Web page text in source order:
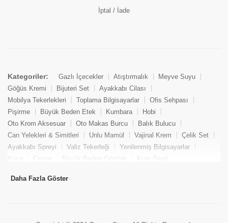
İptal / İade
Kategoriler: Gazlı İçecekler Atıştırmalık
Meyve Suyu
Göğüs Kremi
Bijuteri Set
Ayakkabı Cilası
Mobilya Tekerlekleri
Toplama Bilgisayarlar
Ofis Sehpası
Pişirme
Büyük Beden Etek Kumbara
Hobi
Oto Krom Aksesuar
Oto Makas Burcu
Balık Bulucu
Can Yelekleri & Simitleri
Unlu Mamül Vajinal Krem
Çelik Set
Ayakkabı Spreyi
Valiz Tekerleği
Yenilenmiş Bilgisayarlar
Kasa
Cezve Büyük Beden Gömlek
Kum Saati
Tekne Bağlama & Demirleme
Daha Fazla Göster